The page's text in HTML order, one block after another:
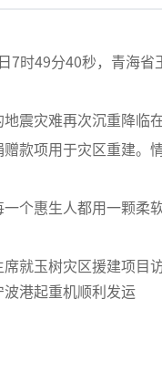
7时49分40秒，青海省
震灾难再次沉重降临
款项用于灾区重建。
个惠生人都用一颗柔
就玉树灾区援建项目
港起重机顺利发运